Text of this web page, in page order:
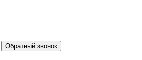
Обратный звонок